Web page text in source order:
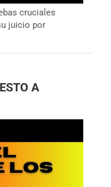
cruciales
juicio por
A